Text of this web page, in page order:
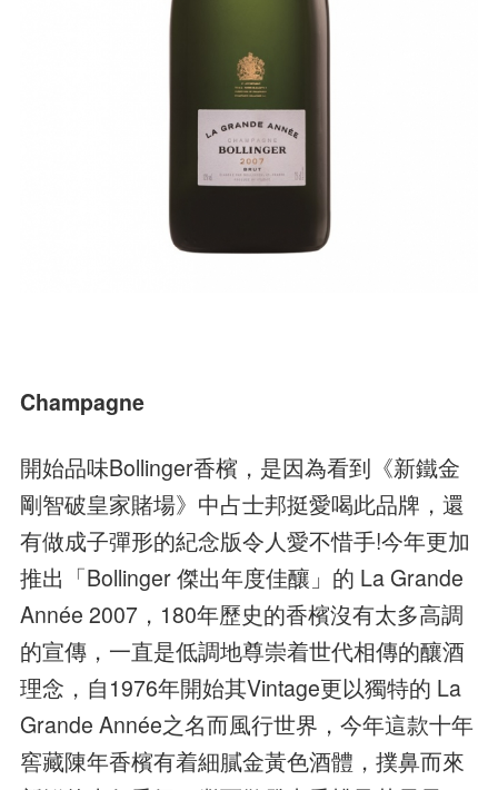
Champagne
開始品味Bollinger香檳，是因為看到《新鐵金
剛智破皇家賭場》中占士邦挺愛喝此品牌，還
有做成子彈形的紀念版令人愛不惜手!今年更加
推出「Bollinger 傑出年度佳釀」的 La Grande
Année 2007，180年歷史的香檳沒有太多高調
的宣傳，一直是低調地尊崇着世代相傳的釀酒
理念，自1976年開始其Vintage更以獨特的 La
Grande Année之名而風行世界，今年這款十年
窖藏陳年香檳有着細膩金黃色酒體，撲鼻而來